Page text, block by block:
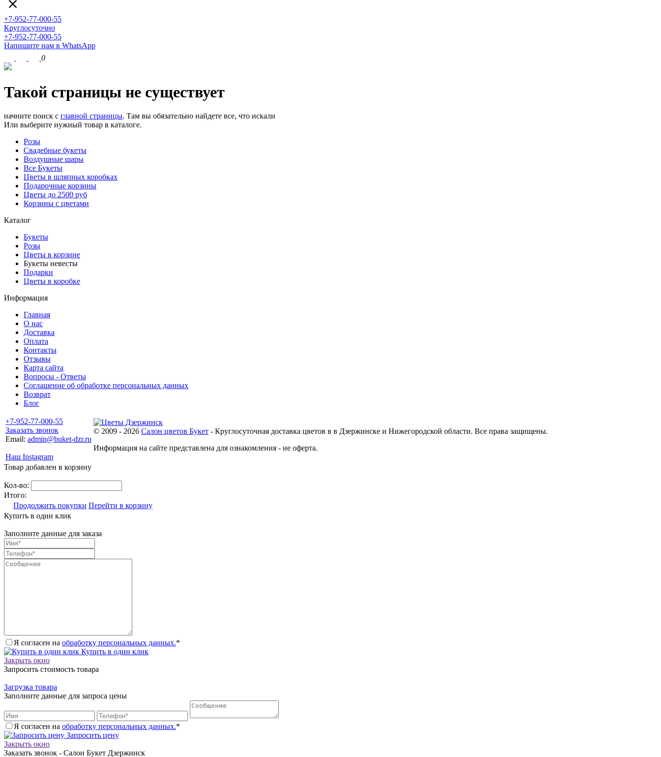
+7-952-77-000-55
Круглосуточно
+7-952-77-000-55
Напишите нам в WhatsApp
0
Такой страницы не существует
начните поиск с главной страницы. Там вы обязательно найдете все, что искали
Или выберите нужный товар в каталоге.
Розы
Свадебные букеты
Воздушные шары
Все Букеты
Цветы в шляпных коробках
Подарочные корзины
Цветы до 2500 руб
Корзины с цветами
Каталог
Букеты
Розы
Цветы в корзине
Букеты невесты
Подарки
Цветы в коробке
Информация
Главная
О нас
Доставка
Оплата
Контакты
Отзывы
Карта сайта
Вопросы - Ответы
Соглашение об обработке персональных данных
Возврат
Блог
+7-952-77-000-55
Заказать звонок
Email: admin@buket-dzr.ru
Наш Instagram
© 2009 - 2026 Салон цветов Букет - Круглосуточная доставка цветов в в Дзержинске и Нижегородской области. Все права защищены.
Информация на сайте представлена для ознакомления - не оферта.
Товар добавлен в корзину
Кол-во:
Итого:
Продолжить покупки Перейти в корзину
Купить в один клик
Заполните данные для заказа
Я согласен на обработку персональных данных.*
Купить в один клик
Закрыть окно
Запросить стоимость товара
Загрузка товара
Заполните данные для запроса цены
Я согласен на обработку персональных данных.*
Запросить цену
Закрыть окно
Заказать звонок - Салон Букет Дзержинск